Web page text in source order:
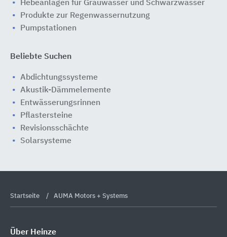
Hebeanlagen für Grauwasser und Schwarzwasser
Produkte zur Regenwassernutzung
Pumpstationen
Beliebte Suchen
Abdichtungssysteme
Akustik-Dämmelemente
Entwässerungsrinnen
Pflastersteine
Revisionsschächte
Solarsysteme
Startseite AUMA Motors + Systems
Über Heinze